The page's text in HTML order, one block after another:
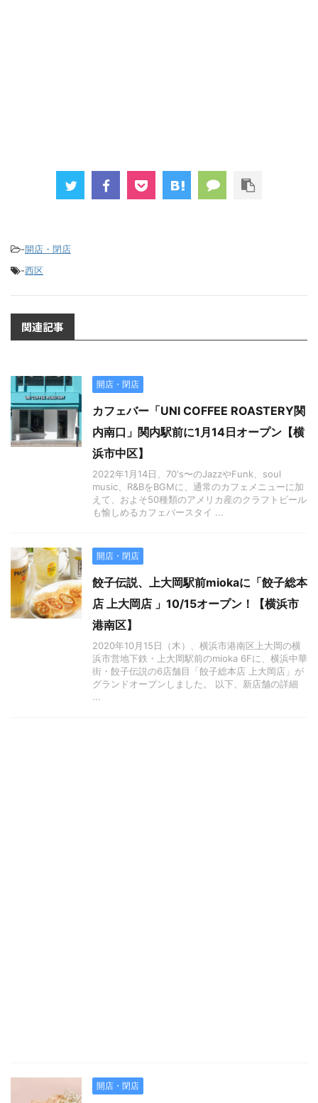
-開店・閉店
-西区
関連記事
開店・閉店
カフェバー「UNI COFFEE ROASTERY関
内南口」関内駅前に1月14日オープン【横
浜市中区】
2022年1月14日、70's〜のJazzやFunk、soul
music、R&BをBGMに、通常のカフェメニューに加
えて、およそ50種類のアメリカ産のクラフトビール
も愉しめるカフェバースタイ ...
開店・閉店
餃子伝説、上大岡駅前miokaに「餃子総本
店 上大岡店 」10/15オープン！【横浜市
港南区】
2020年10月15日（木）、横浜市港南区上大岡の横
浜市営地下鉄・上大岡駅前のmioka 6Fに、横浜中華
街・餃子伝説の6店舗目「餃子総本店 上大岡店」が
グランドオープンしました。 以下、新店舗の詳細
...
開店・閉店